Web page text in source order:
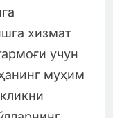
хизмат
учун
муҳим